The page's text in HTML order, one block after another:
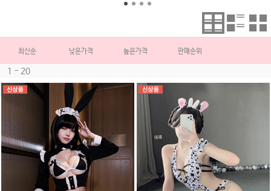
최신순 낮은가격 높은가격 판매순위
1 - 20